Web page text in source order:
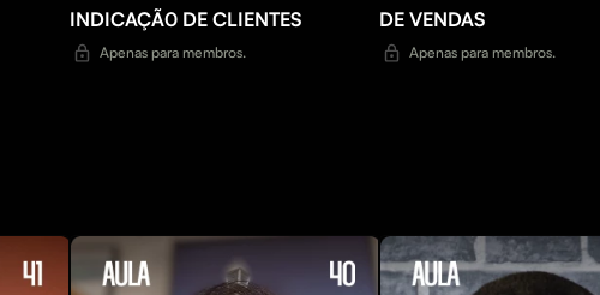
INDICAÇÃ0 DE CLIENTES
Apenas para membros.
DE VENDAS
Apenas para membros.